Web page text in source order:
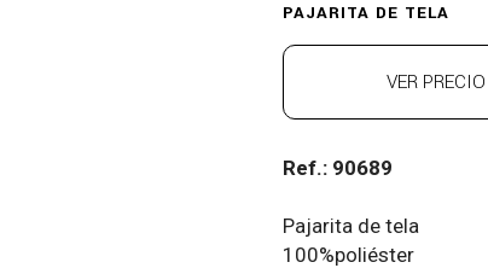
PAJARITA DE TELA
VER PRECIO
Ref.: 90689
Pajarita de tela
100%poliéster